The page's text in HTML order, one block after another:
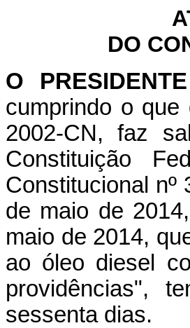
DO
O
cumprindo o
2002-CN, faz
Constituição
Constitucional
de maio de
maio de 2014,
ao óleo diesel
providências",
sessenta dias.